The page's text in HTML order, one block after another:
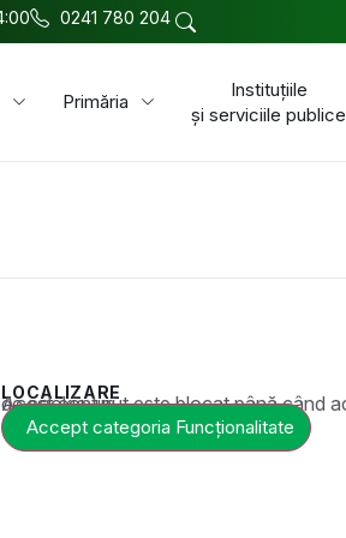
0241 780 204
Primăria
Instituțiile
și serviciile publice
LOCALIZARE
Acest conținut este blocat până când acceptați categoria corespunzătoare de cookie-uri.
Accept categoria Funcționalitate